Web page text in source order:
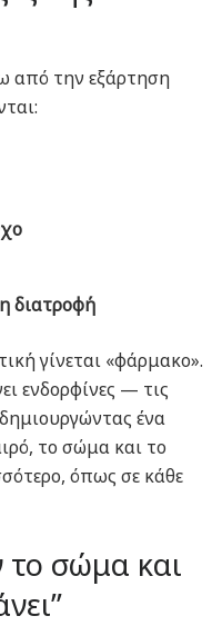
από την εξάρτηση
διατροφή
γίνεται «φάρμακο».
ενδορφίνες — τις
ένα
το σώμα και το
όπως σε κάθε
το σώμα και